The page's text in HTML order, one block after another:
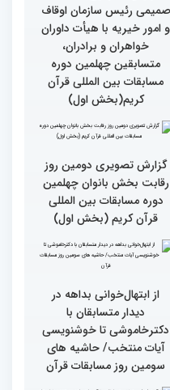
گزارش تصویری سومین روز
رقابت بخش برادران
چهلمین دوره مسابقات
بین‌المللی قرآن کریم(بخش
اول)
گزارش تصویری نشست
صمیمی رئیس سازمان اوقاف
و امور خیریه با هیأت داوران
خواهران و برادران،
متسابقین چهلمین دوره
مسابقات بین المللی قرآن
کریم(بخش اول)
گزارش تصویری دومین روز
رقابت بخش بانوان چهلمین
دوره مسابقات بین المللی